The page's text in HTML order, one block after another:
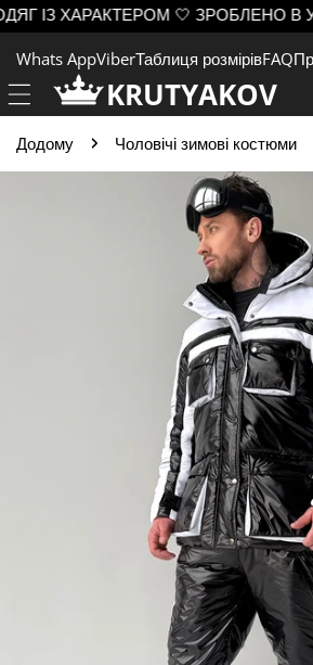
ДО ВМІСТУ
ІЗ ХАРАКТЕРОМ 🤍 ЗРОБЛЕНО В
Whats AppViberТаблиця розмірівFAQ
KRUTYAKOV
Додому Чоловічі зимові костюми
ПРО ПРОДУКТ